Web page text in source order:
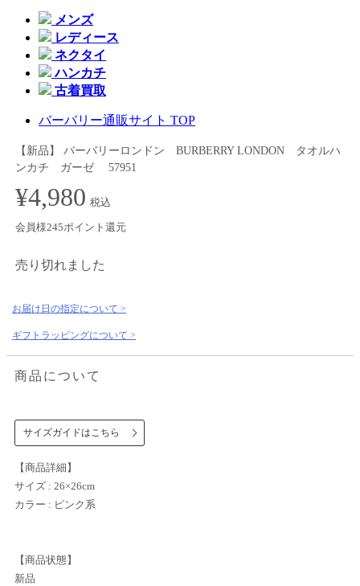
メンズ
レディース
ネクタイ
ハンカチ
古着買取
バーバリー通販サイト TOP
【新品】 バーバリーロンドン BURBERRY LONDON タオルハ
ンカチ ガーゼ 57951
¥4,980 税込
会員様245ポイント還元
売り切れました
お届け日の指定について >
ギフトラッピングについて >
商品について
サイズガイドはこちら
【商品詳細】
サイズ : 26×26cm
カラー : ピンク系
【商品状態】
新品